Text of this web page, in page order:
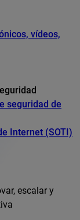
vídeos,
seguridad de
Internet (SOTI)
escalar y